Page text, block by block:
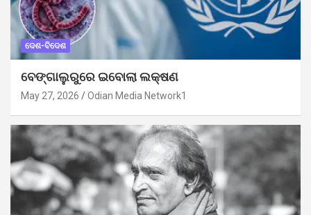
ଦେଶ-ବିଦେଶ
ବେଙ୍ଗାଲୁରୁରେ ଇବୋଲା ଲକ୍ଷଣ
May 27, 2026 Odian Media Network1